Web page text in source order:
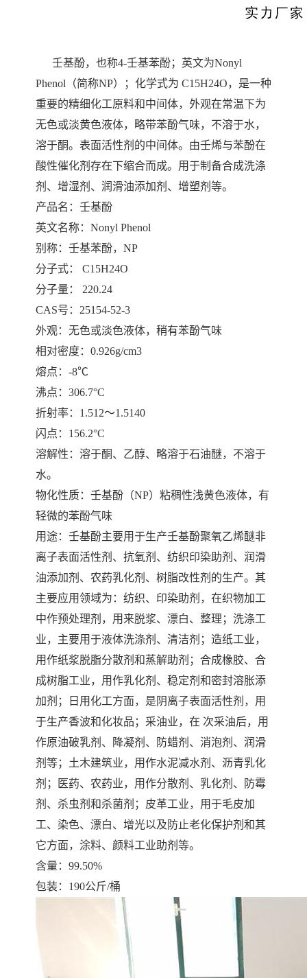
壬基酚，也称4-壬基苯酚；英文为Nonyl
Phenol（简称NP）；化学式为 C15H24O，是一种
重要的精细化工原料和中间体，外观在常温下为
无色或淡黄色液体，略带苯酚气味，不溶于水，
溶于酮。表面活性剂的中间体。由壬烯与苯酚在
酸性催化剂存在下缩合而成。用于制备合成洗涤
剂、增湿剂、润滑油添加剂、增塑剂等。
产品名：壬基酚
英文名称：Nonyl Phenol
别称：壬基苯酚，NP
分子式： C15H24O
分子量： 220.24
CAS号：25154-52-3
外观：无色或淡色液体，稍有苯酚气味
相对密度：0.926g/cm3
熔点：-8℃
沸点：306.7°C
折射率：1.512～1.5140
闪点：156.2°C
溶解性：溶于酮、乙醇、略溶于石油醚，不溶于
水。
物化性质：壬基酚（NP）粘稠性浅黄色液体，有
轻微的苯酚气味
用途：壬基酚主要用于生产壬基酚聚氧乙烯醚非
离子表面活性剂、抗氧剂、纺织印染助剂、润滑
油添加剂、农药乳化剂、树脂改性剂的生产。其
主要应用领域为：纺织、印染助剂，在织物加工
中作预处理剂，用来脱浆、漂白、整理；洗涤工
业，主要用于液体洗涤剂、清洁剂；造纸工业，
用作纸浆脱脂分散剂和蒸解助剂；合成橡胶、合
成树脂工业，用作乳化剂、稳定剂和密封溶胀添
加剂；日用化工方面，是阴离子表面活性剂，用
于生产香波和化妆品；采油业，在 次采油后，用
作原油破乳剂、降凝剂、防蜡剂、消泡剂、润滑
剂等；土木建筑业，用作水泥减水剂、沥青乳化
剂；医药、农药业，用作分散剂、乳化剂、防霉
剂、杀虫剂和杀菌剂；皮革工业，用于毛皮加
工、染色、漂白、增光以及防止老化保护剂和其
它方面，涂料、颜料工业助剂等。
含量：99.50%
包装：190公斤/桶